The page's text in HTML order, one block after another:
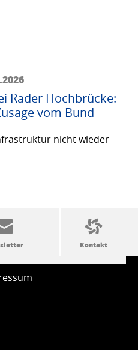
Rader Hochbrücke:
vom Bund
nicht wieder